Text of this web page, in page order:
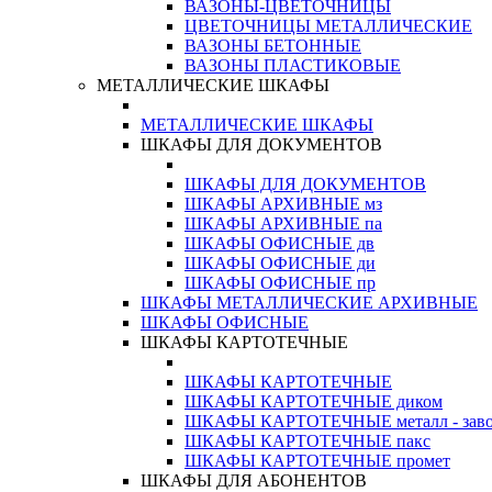
ВАЗОНЫ-ЦВЕТОЧНИЦЫ
ЦВЕТОЧНИЦЫ МЕТАЛЛИЧЕСКИЕ
ВАЗОНЫ БЕТОННЫЕ
ВАЗОНЫ ПЛАСТИКОВЫЕ
МЕТАЛЛИЧЕСКИЕ ШКАФЫ
МЕТАЛЛИЧЕСКИЕ ШКАФЫ
ШКАФЫ ДЛЯ ДОКУМЕНТОВ
ШКАФЫ ДЛЯ ДОКУМЕНТОВ
ШКАФЫ АРХИВНЫЕ мз
ШКАФЫ АРХИВНЫЕ па
ШКАФЫ ОФИСНЫЕ дв
ШКАФЫ ОФИСНЫЕ ди
ШКАФЫ ОФИСНЫЕ пр
ШКАФЫ МЕТАЛЛИЧЕСКИЕ АРХИВНЫЕ
ШКАФЫ ОФИСНЫЕ
ШКАФЫ КАРТОТЕЧНЫЕ
ШКАФЫ КАРТОТЕЧНЫЕ
ШКАФЫ КАРТОТЕЧНЫЕ диком
ШКАФЫ КАРТОТЕЧНЫЕ металл -
ШКАФЫ КАРТОТЕЧНЫЕ пакс
ШКАФЫ КАРТОТЕЧНЫЕ промет
ШКАФЫ ДЛЯ АБОНЕНТОВ